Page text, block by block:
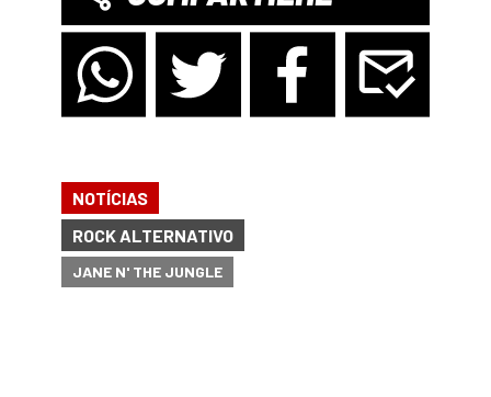
NOTÍCIAS
ROCK ALTERNATIVO
JANE N' THE JUNGLE